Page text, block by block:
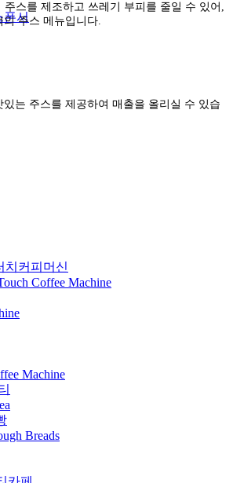
폰서
주스를 제조하고 쓰레기 부피를 줄일 수 있어,
주스 메뉴입니다.
는 주스를 제공하여 매출을 올리실 수 있습
치커피머신
Coffee Machine
Machine
Breads